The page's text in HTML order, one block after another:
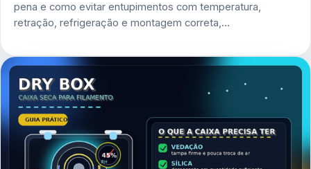
pena e como evitar entupimentos com temperatura,
retração, refrigeração e montagem correta,…